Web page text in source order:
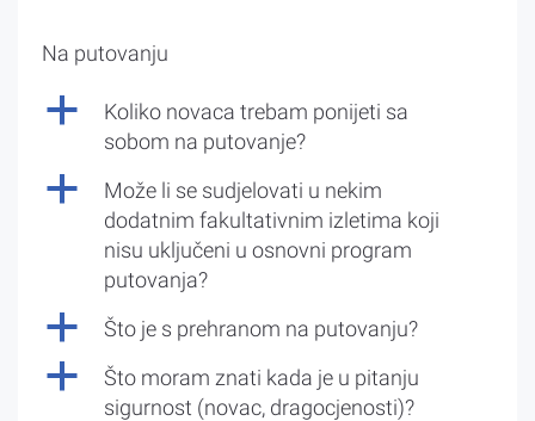
Na putovanju
a
Koliko novaca trebam ponijeti sa
sobom na putovanje?
a
Može li se sudjelovati u nekim
dodatnim fakultativnim izletima koji
nisu uključeni u osnovni program
putovanja?
a Što je s prehranom na putovanju?
a
Što moram znati kada je u pitanju
sigurnost (novac, dragocjenosti)?